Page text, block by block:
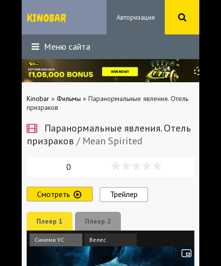
Авторизация
Меню сайта
Kinobar » Фильмы » Паранормальные явления. Отель
призраков
Паранормальные явления. Отель
призраков / Mean Spirited
0
Смотреть Трейлер
Плеер 1 Плеер 2
Синема УС Велес